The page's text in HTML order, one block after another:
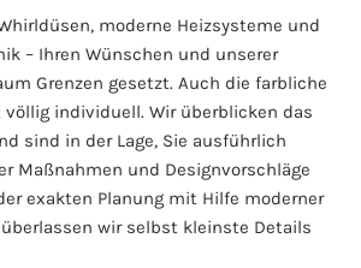
moderne Heizsysteme und
– Ihren Wünschen und unserer
Grenzen gesetzt. Auch die farbliche
individuell. Wir überblicken das
sind in der Lage, Sie ausführlich
Maßnahmen und Designvorschläge
exakten Planung mit Hilfe moderner
wir selbst kleinste Details